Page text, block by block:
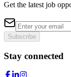
Get the latest job
Subscribe
Stay connected